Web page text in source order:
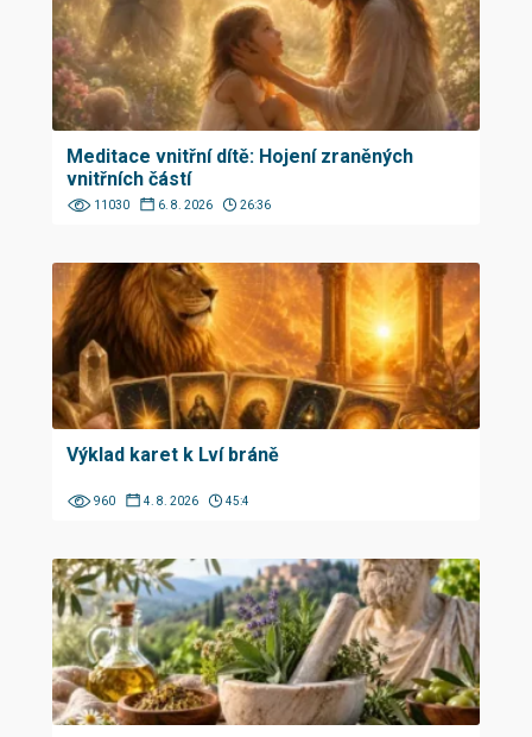
Meditace vnitřní dítě: Hojení zraněných
vnitřních částí
11030 6. 8. 2026 26:36
Výklad karet k Lví bráně
960 4. 8. 2026 45:4